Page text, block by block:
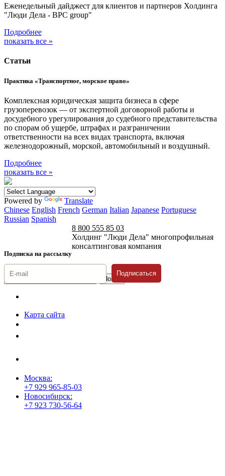
Еженедельный дайджест для клиентов и партнеров Холдинга
"Люди Дела - BPC group"
Подробнее
показать все »
Статьи
Практика «Транспортное, морское право»
Комплексная юридическая защита бизнеса в сфере
грузоперевозок — от экспертной договорной работы и
досудебного урегулирования до судебного представительства
по спорам об ущербе, штрафах и разграничении
ответственности на всех видах транспорта, включая
железнодорожный, морской, автомобильный и воздушный.
Подробнее
показать все »
Powered by
Translate
Chinese English French German Italian Japanese Portuguese
Russian Spanish
Подписка на рассылку
8 800 555 85 03
Холдинг "Люди Дела" многопрофильная
консалтинговая компания
Подписаться
Карта сайта
Москва:
+7 929 965-85-03
Новосибирск:
+7 923 730-56-64